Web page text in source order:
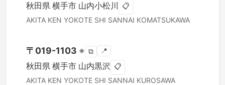
秋田県 横手市 山内小松川 📋
AKITA KEN YOKOTE SHI SANNAI KOMATSUKAWA
〒 019-1103 ※ ⧉ 📍
秋田県 横手市 山内黒沢 📋
AKITA KEN YOKOTE SHI SANNAI KUROSAWA